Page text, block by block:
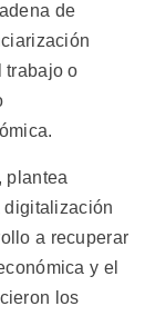
de
trabajo o
plantea
digitalización
a recuperar
y el
los